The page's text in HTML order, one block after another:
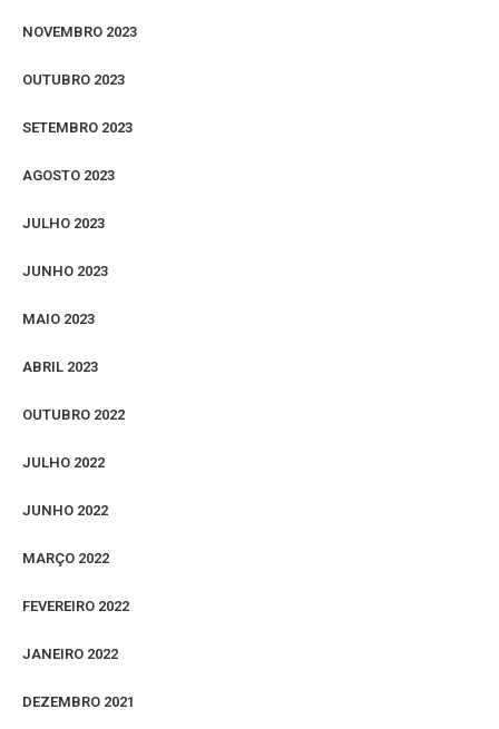
NOVEMBRO 2023
OUTUBRO 2023
SETEMBRO 2023
AGOSTO 2023
JULHO 2023
JUNHO 2023
MAIO 2023
ABRIL 2023
OUTUBRO 2022
JULHO 2022
JUNHO 2022
MARÇO 2022
FEVEREIRO 2022
JANEIRO 2022
DEZEMBRO 2021